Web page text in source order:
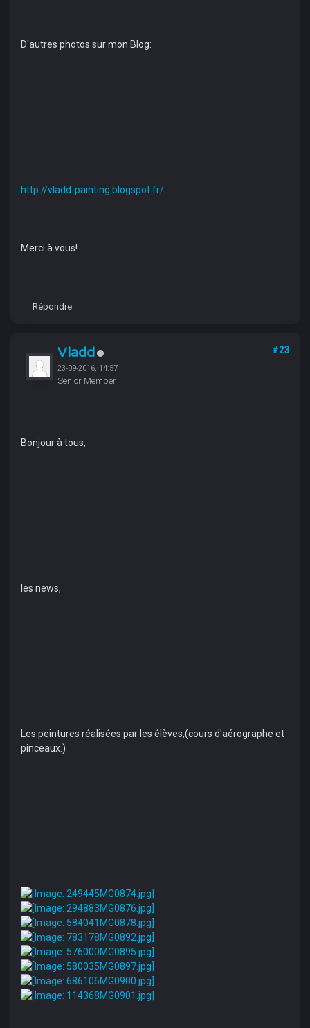
D'autres photos sur mon Blog:
http://vladd-painting.blogspot.fr/
Merci à vous!
Répondre
Vladd
23-09-2016, 14:57
Senior Member
#23
Bonjour à tous,
les news,
Les peintures réalisées par les élèves,(cours d'aérographe et
pinceaux.)